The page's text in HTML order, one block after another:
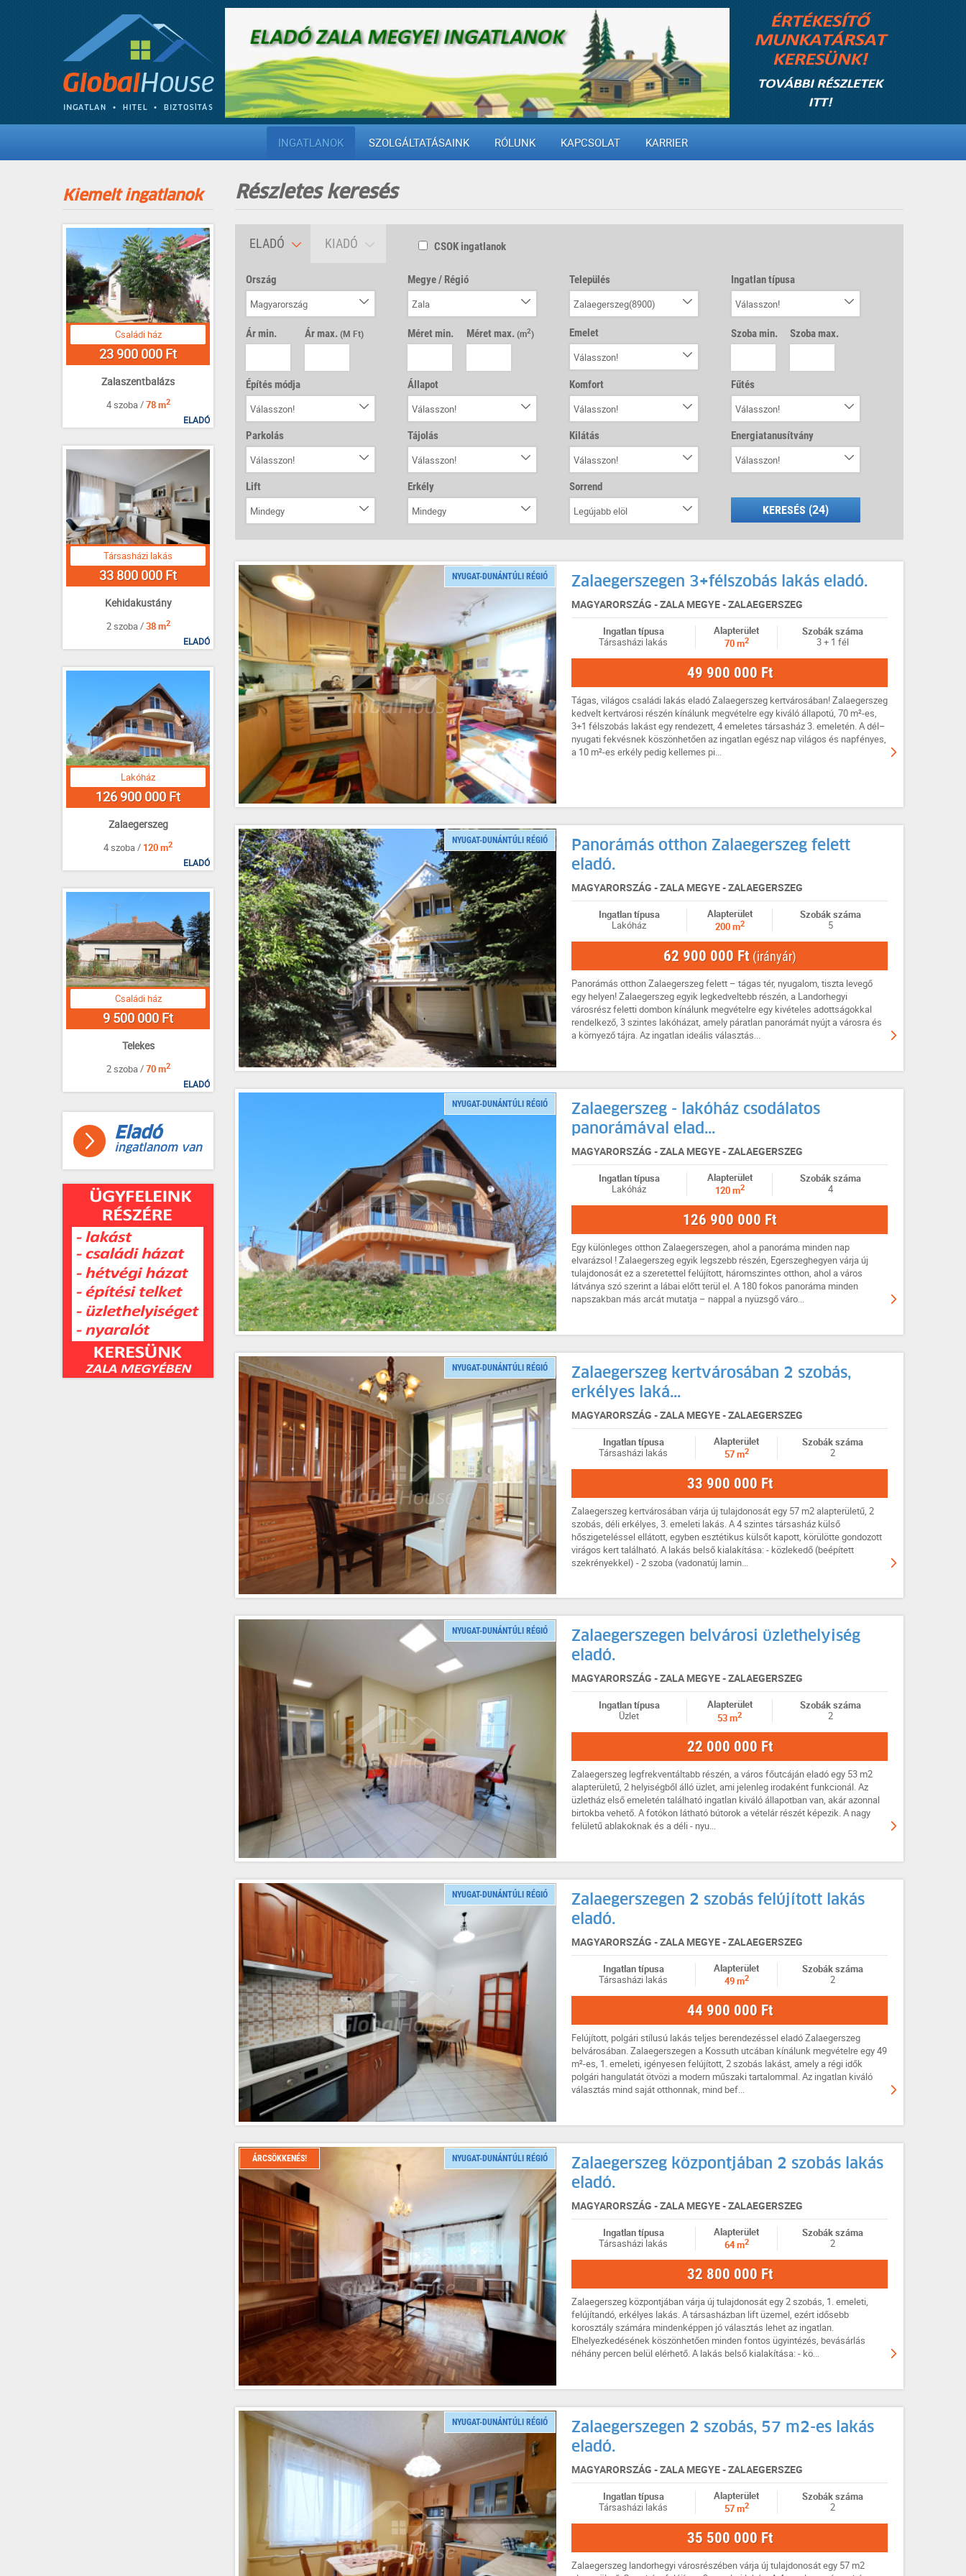
INGATLANOK SZOLGÁLTATÁSAINK RÓLUNK KAPCSOLAT KARRIER
Kiemelt ingatlanok
Családi ház
23 900 000 Ft
Zalaszentbalázs
4 szoba / 78 m2
ELADÓ
Társasházi lakás
33 800 000 Ft
Kehidakustány
2 szoba / 38 m2
ELADÓ
Lakóház
126 900 000 Ft
Zalaegerszeg
4 szoba / 120 m2
ELADÓ
Családi ház
9 500 000 Ft
Telekes
2 szoba / 70 m2
ELADÓ
Eladó
ingatlanom van
Részletes keresés
ELADÓ KIADÓ CSOK ingatlanok
Ország
Magyarország
Megye / Régió
Zala
Település
Zalaegerszeg(8900)
Ingatlan típusa
Válasszon!
Ár min. Ár max. (M Ft) Méret min. Méret max. (m2) Emelet
Válasszon!
Szoba min. Szoba max.
Építés módja
Válasszon!
Állapot
Válasszon!
Komfort
Válasszon!
Fűtés
Válasszon!
Parkolás
Válasszon!
Tájolás
Válasszon!
Kilátás
Válasszon!
Energiatanusítvány
Válasszon!
Lift
Mindegy
Erkély
Mindegy
Sorrend
Legújabb elöl KERESÉS (24)
NYUGAT-DUNÁNTÚLI RÉGIÓ Zalaegerszegen 3+félszobás lakás eladó.
MAGYARORSZÁG - ZALA MEGYE - ZALAEGERSZEG
Ingatlan típusa
Társasházi lakás
Alapterület
70 m2
Szobák száma
3 + 1 fél
49 900 000 Ft
Tágas, világos családi lakás eladó Zalaegerszeg kertvárosában! Zalaegerszeg
kedvelt kertvárosi részén kínálunk megvételre egy kiváló állapotú, 70 m²-es,
3+1 félszobás lakást egy rendezett, 4 emeletes társasház 3. emeletén. A dél–
nyugati fekvésnek köszönhetően az ingatlan egész nap világos és napfényes,
a 10 m²-es erkély pedig kellemes pi...
NYUGAT-DUNÁNTÚLI RÉGIÓ
Panorámás otthon Zalaegerszeg felett
eladó.
MAGYARORSZÁG - ZALA MEGYE - ZALAEGERSZEG
Ingatlan típusa
Lakóház
Alapterület
200 m2
Szobák száma
5
62 900 000 Ft (irányár)
Panorámás otthon Zalaegerszeg felett – tágas tér, nyugalom, tiszta levegő
egy helyen! Zalaegerszeg egyik legkedveltebb részén, a Landorhegyi
városrész feletti dombon kínálunk megvételre egy kivételes adottságokkal
rendelkező, 3 szintes lakóházat, amely páratlan panorámát nyújt a városra és
a környező tájra. Az ingatlan ideális választás...
NYUGAT-DUNÁNTÚLI RÉGIÓ
Zalaegerszeg - lakóház csodálatos
panorámával elad...
MAGYARORSZÁG - ZALA MEGYE - ZALAEGERSZEG
Ingatlan típusa
Lakóház
Alapterület
120 m2
Szobák száma
4
126 900 000 Ft
Egy különleges otthon Zalaegerszegen, ahol a panoráma minden nap
elvarázsol ! Zalaegerszeg egyik legszebb részén, Egerszeghegyen várja új
tulajdonosát ez a szeretettel felújított, háromszintes otthon, ahol a város
látványa szó szerint a lábai előtt terül el. A 180 fokos panoráma minden
napszakban más arcát mutatja – nappal a nyüzsgő váro...
NYUGAT-DUNÁNTÚLI RÉGIÓ
Zalaegerszeg kertvárosában 2 szobás,
erkélyes laká...
MAGYARORSZÁG - ZALA MEGYE - ZALAEGERSZEG
Ingatlan típusa
Társasházi lakás
Alapterület
57 m2
Szobák száma
2
33 900 000 Ft
Zalaegerszeg kertvárosában várja új tulajdonosát egy 57 m2 alapterületű, 2
szobás, déli erkélyes, 3. emeleti lakás. A 4 szintes társasház külső
hőszigeteléssel ellátott, egyben esztétikus külsőt kapott, körülötte gondozott
virágos kert található. A lakás belső kialakítása: - közlekedő (beépített
szekrényekkel) - 2 szoba (vadonatúj lamin...
NYUGAT-DUNÁNTÚLI RÉGIÓ
Zalaegerszegen belvárosi üzlethelyiség
eladó.
MAGYARORSZÁG - ZALA MEGYE - ZALAEGERSZEG
Ingatlan típusa
Üzlet
Alapterület
53 m2
Szobák száma
2
22 000 000 Ft
Zalaegerszeg legfrekventáltabb részén, a város főutcáján eladó egy 53 m2
alapterületű, 2 helyiségből álló üzlet, ami jelenleg irodaként funkcionál. Az
üzletház első emeletén található ingatlan kiváló állapotban van, akár azonnal
birtokba vehető. A fotókon látható bútorok a vételár részét képezik. A nagy
felületű ablakoknak és a déli - nyu...
NYUGAT-DUNÁNTÚLI RÉGIÓ
Zalaegerszegen 2 szobás felújított lakás
eladó.
MAGYARORSZÁG - ZALA MEGYE - ZALAEGERSZEG
Ingatlan típusa
Társasházi lakás
Alapterület
49 m2
Szobák száma
2
44 900 000 Ft
Felújított, polgári stílusú lakás teljes berendezéssel eladó Zalaegerszeg
belvárosában. Zalaegerszegen a Kossuth utcában kínálunk megvételre egy 49
m²-es, 1. emeleti, igényesen felújított, 2 szobás lakást, amely a régi idők
polgári hangulatát ötvözi a modern műszaki tartalommal. Az ingatlan kiváló
választás mind saját otthonnak, mind bef...
ÁRCSÖKKENÉS! NYUGAT-DUNÁNTÚLI RÉGIÓ
Zalaegerszeg központjában 2 szobás lakás
eladó.
MAGYARORSZÁG - ZALA MEGYE - ZALAEGERSZEG
Ingatlan típusa
Társasházi lakás
Alapterület
64 m2
Szobák száma
2
32 800 000 Ft
Zalaegerszeg központjában várja új tulajdonosát egy 2 szobás, 1. emeleti,
felújítandó, erkélyes lakás. A társasházban lift üzemel, ezért idősebb
korosztály számára mindenképpen jó választás lehet az ingatlan.
Elhelyezkedésének köszönhetően minden fontos ügyintézés, bevásárlás
néhány percen belül elérhető. A lakás belső kialakítása: - kö...
NYUGAT-DUNÁNTÚLI RÉGIÓ
Zalaegerszegen 2 szobás, 57 m2-es lakás
eladó.
MAGYARORSZÁG - ZALA MEGYE - ZALAEGERSZEG
Ingatlan típusa
Társasházi lakás
Alapterület
57 m2
Szobák száma
2
35 500 000 Ft
Zalaegerszeg landorhegyi városrészében várja új tulajdonosát egy 57 m2